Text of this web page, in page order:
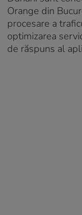
Orange din
procesare a
optimizarea
de răspuns al